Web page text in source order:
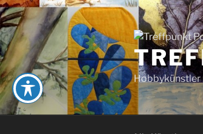
Zum
Inhalt
springen
Hobbykünstler